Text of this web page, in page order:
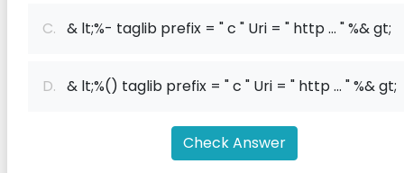
C. & lt;%- taglib prefix = " c " Uri = " http ... " %& gt;
D. & lt;%() taglib prefix = " c " Uri = " http ... " %& gt;
Check Answer